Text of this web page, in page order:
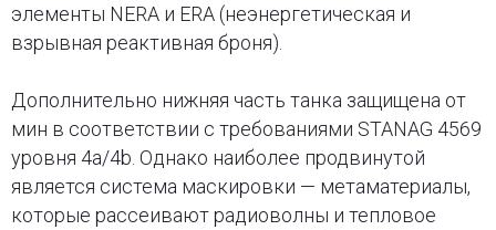
элементы NERA и ERA (неэнергетическая и
взрывная реактивная броня).
Дополнительно нижняя часть танка защищена от
мин в соответствии с требованиями STANAG 4569
уровня 4a/4b. Однако наиболее продвинутой
является система маскировки — метаматериалы,
которые рассеивают радиоволны и тепловое